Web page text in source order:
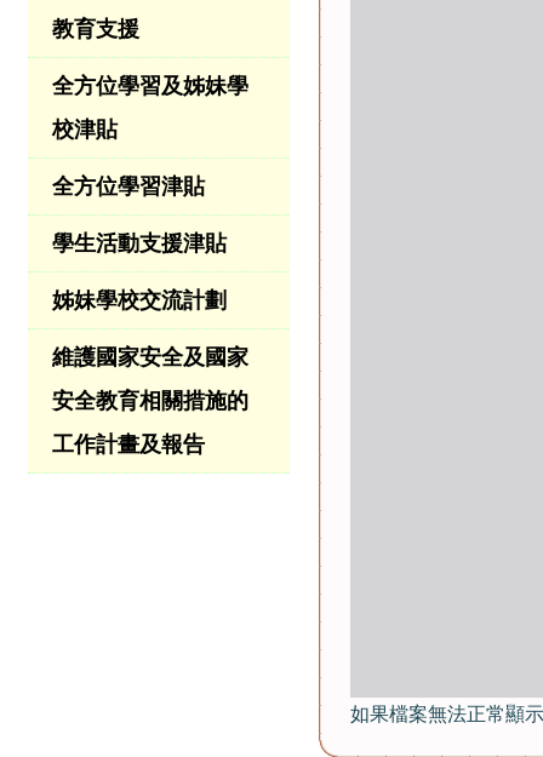
教育支援
全方位學習及姊妹學
校津貼
全方位學習津貼
學生活動支援津貼
姊妹學校交流計劃
維護國家安全及國家
安全教育相關措施的
工作計畫及報告
如果檔案無法正常顯